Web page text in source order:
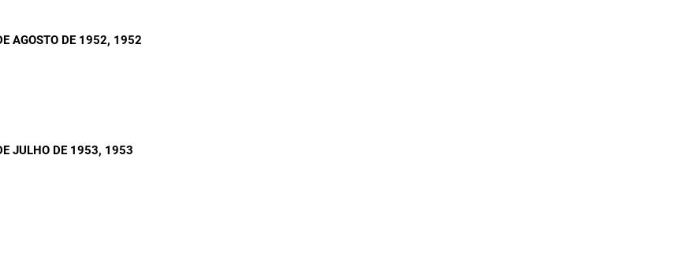
AGOSTO DE 1952, 1952
JULHO DE 1953, 1953